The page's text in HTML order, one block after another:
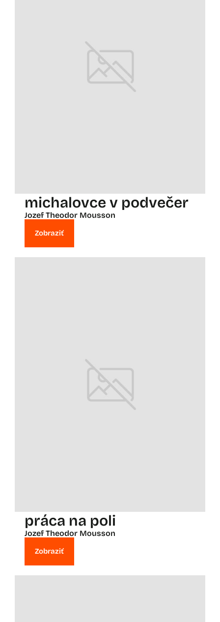
michalovce v podvečer
Jozef Theodor Mousson
Zobraziť
práca na poli
Jozef Theodor Mousson
Zobraziť